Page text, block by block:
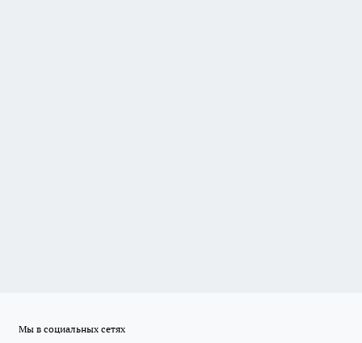
Мы в социальных сетях